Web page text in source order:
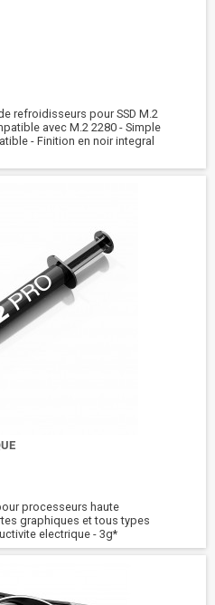
refroidisseurs pour SSD M.2
avec M.2 2280 - Simple
- Finition en noir integral
processeurs haute
graphiques et tous types
electrique - 3g*